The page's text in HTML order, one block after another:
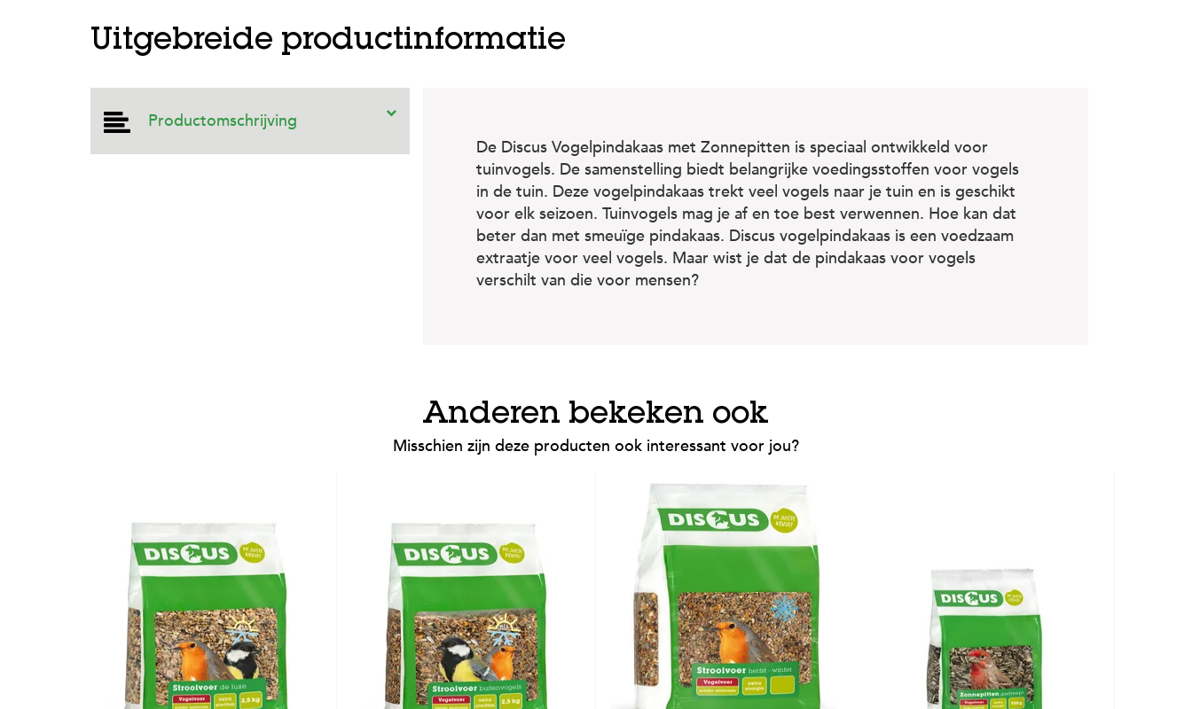
Uitgebreide productinformatie
Productomschrijving
De Discus Vogelpindakaas met Zonnepitten is speciaal ontwikkeld voor
tuinvogels. De samenstelling biedt belangrijke voedingsstoffen voor vogels
in de tuin. Deze vogelpindakaas trekt veel vogels naar je tuin en is geschikt
voor elk seizoen. Tuinvogels mag je af en toe best verwennen. Hoe kan dat
beter dan met smeuïge pindakaas. Discus vogelpindakaas is een voedzaam
extraatje voor veel vogels. Maar wist je dat de pindakaas voor vogels
verschilt van die voor mensen?
Anderen bekeken ook
Misschien zijn deze producten ook interessant voor jou?